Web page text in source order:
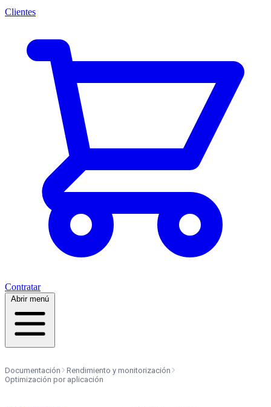
Clientes
Contratar
Abrir menú
Documentación
Rendimiento y monitorización
Optimización por aplicación